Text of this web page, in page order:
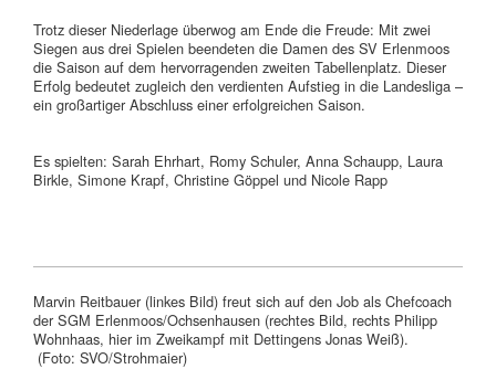
Trotz dieser Niederlage überwog am Ende die Freude: Mit zwei
Siegen aus drei Spielen beendeten die Damen des SV Erlenmoos
die Saison auf dem hervorragenden zweiten Tabellenplatz. Dieser
Erfolg bedeutet zugleich den verdienten Aufstieg in die Landesliga –
ein großartiger Abschluss einer erfolgreichen Saison.
Es spielten: Sarah Ehrhart, Romy Schuler, Anna Schaupp, Laura
Birkle, Simone Krapf, Christine Göppel und Nicole Rapp
Marvin Reitbauer (linkes Bild) freut sich auf den Job als Chefcoach
der SGM Erlenmoos/Ochsenhausen (rechtes Bild, rechts Philipp
Wohnhaas, hier im Zweikampf mit Dettingens Jonas Weiß).
(Foto: SVO/Strohmaier)